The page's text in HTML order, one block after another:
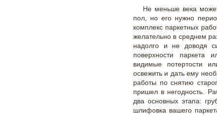
Не меньше века
пол, но его нужно
комплекс паркетных
желательно в среднем
надолго и не доводя
поверхности паркета
видимые потертости
освежить и дать ему
работы по снятию
пришел в негодность.
два основных этапа:
шлифовка вашего